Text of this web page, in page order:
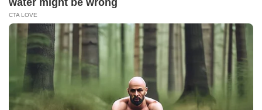
Destruyen lo que las asusta.”
“No tenemos una relación”, dijo Camille
automáticamente.
Stan la miró.